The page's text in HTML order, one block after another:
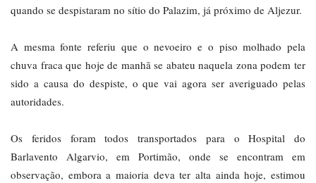
quando se despistaram no sítio do Palazim, já próximo de Aljezur.
A mesma fonte referiu que o nevoeiro e o piso molhado pela
chuva fraca que hoje de manhã se abateu naquela zona podem ter
sido a causa do despiste, o que vai agora ser averiguado pelas
autoridades.
Os feridos foram todos transportados para o Hospital do
Barlavento Algarvio, em Portimão, onde se encontram em
observação, embora a maioria deva ter alta ainda hoje, estimou